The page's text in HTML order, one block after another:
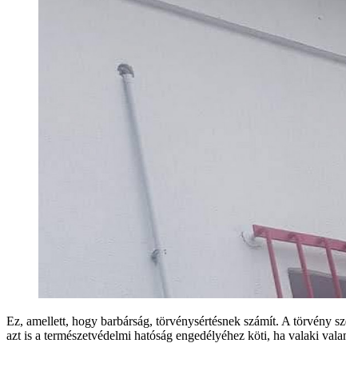
Ez, amellett, hogy barbárság, törvénysértésnek számít. A törvény
azt is a természetvédelmi hatóság engedélyéhez köti, ha valaki